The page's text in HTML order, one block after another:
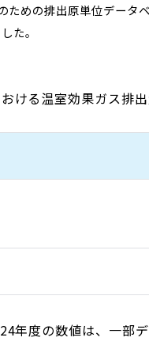
めの排出原単位データ
た。
ける温室効果ガス
年度の数値は、一部